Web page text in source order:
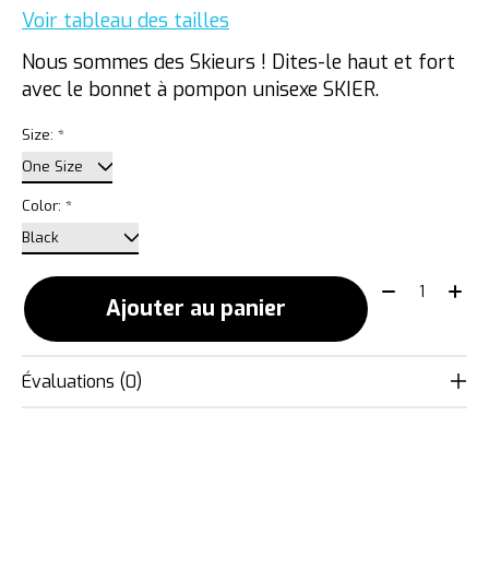
Voir tableau des tailles
Nous sommes des Skieurs ! Dites-le haut et fort
avec le bonnet à pompon unisexe SKIER.
Size: *
Color: *
Ajouter au panier
Quantité:
Évaluations (0)